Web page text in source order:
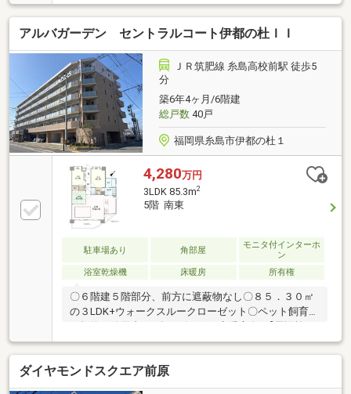
日当り、通風も良好です！お気軽にお問い合わせくだ
さい！
アルバガーデン セントラルコート伊都の杜ＩＩ
ＪＲ筑肥線 糸島高校前駅 徒歩5
分
築6年4ヶ月/6階建
総戸数40戸
福岡県糸島市伊都の杜１
4,280万円
3LDK 85.3m2
5階 南東
駐車場あり 角部屋
モニタ付インターホ
ン
浴室乾燥機
床暖房 所有権
〇６階建５階部分、前方に遮蔽物なし〇８５．３０㎡
の３LDK+ウォークスルークローゼット〇ペット飼育可
設】セブンイレブン伊都の杜店まで70ｍ（徒歩1分）
ドラッグストアモリ浦志店まで130ｍ（徒歩2分）伊都
の杜第一公園まで300ｍ（徒歩4分）岩田屋前原サロン
まで340ｍ（徒歩5分）フードウェイ前原店まで380ｍ
ダイヤモンドスクエア前原